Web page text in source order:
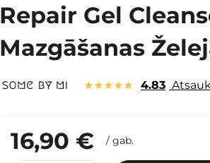
Repair Gel
Mazgāšanas
4.83
16,90 € / gab.